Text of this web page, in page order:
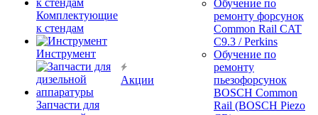
Комплектующие
к стендам
Инструмент
Запчасти для
Акции
Обучение по
ремонту форсунок
Common Rail CAT
C9.3 / Perkins
Обучение по
ремонту
пьезофорсунок
BOSCH Common
Rail (BOSCH Piezo